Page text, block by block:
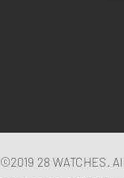
©2019 28 WATCHES.